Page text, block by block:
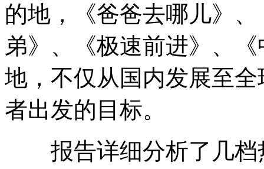
的地，《爸爸去哪儿》
弟》、《极速前进》、
地，不仅从国内发展至
者出发的目标。
报告详细分析了几档